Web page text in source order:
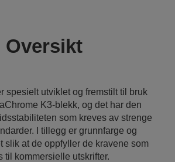
Oversikt
spesielt utviklet og fremstilt til bruk
K3-blekk, og det har den
som kreves av strenge
I tillegg er grunnfarge og
slik at de oppfyller de kravene som
til kommersielle utskrifter.